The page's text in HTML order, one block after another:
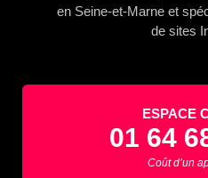
en Seine-et-Marne et
de sites
ESPACE
01 64
Coût d’un